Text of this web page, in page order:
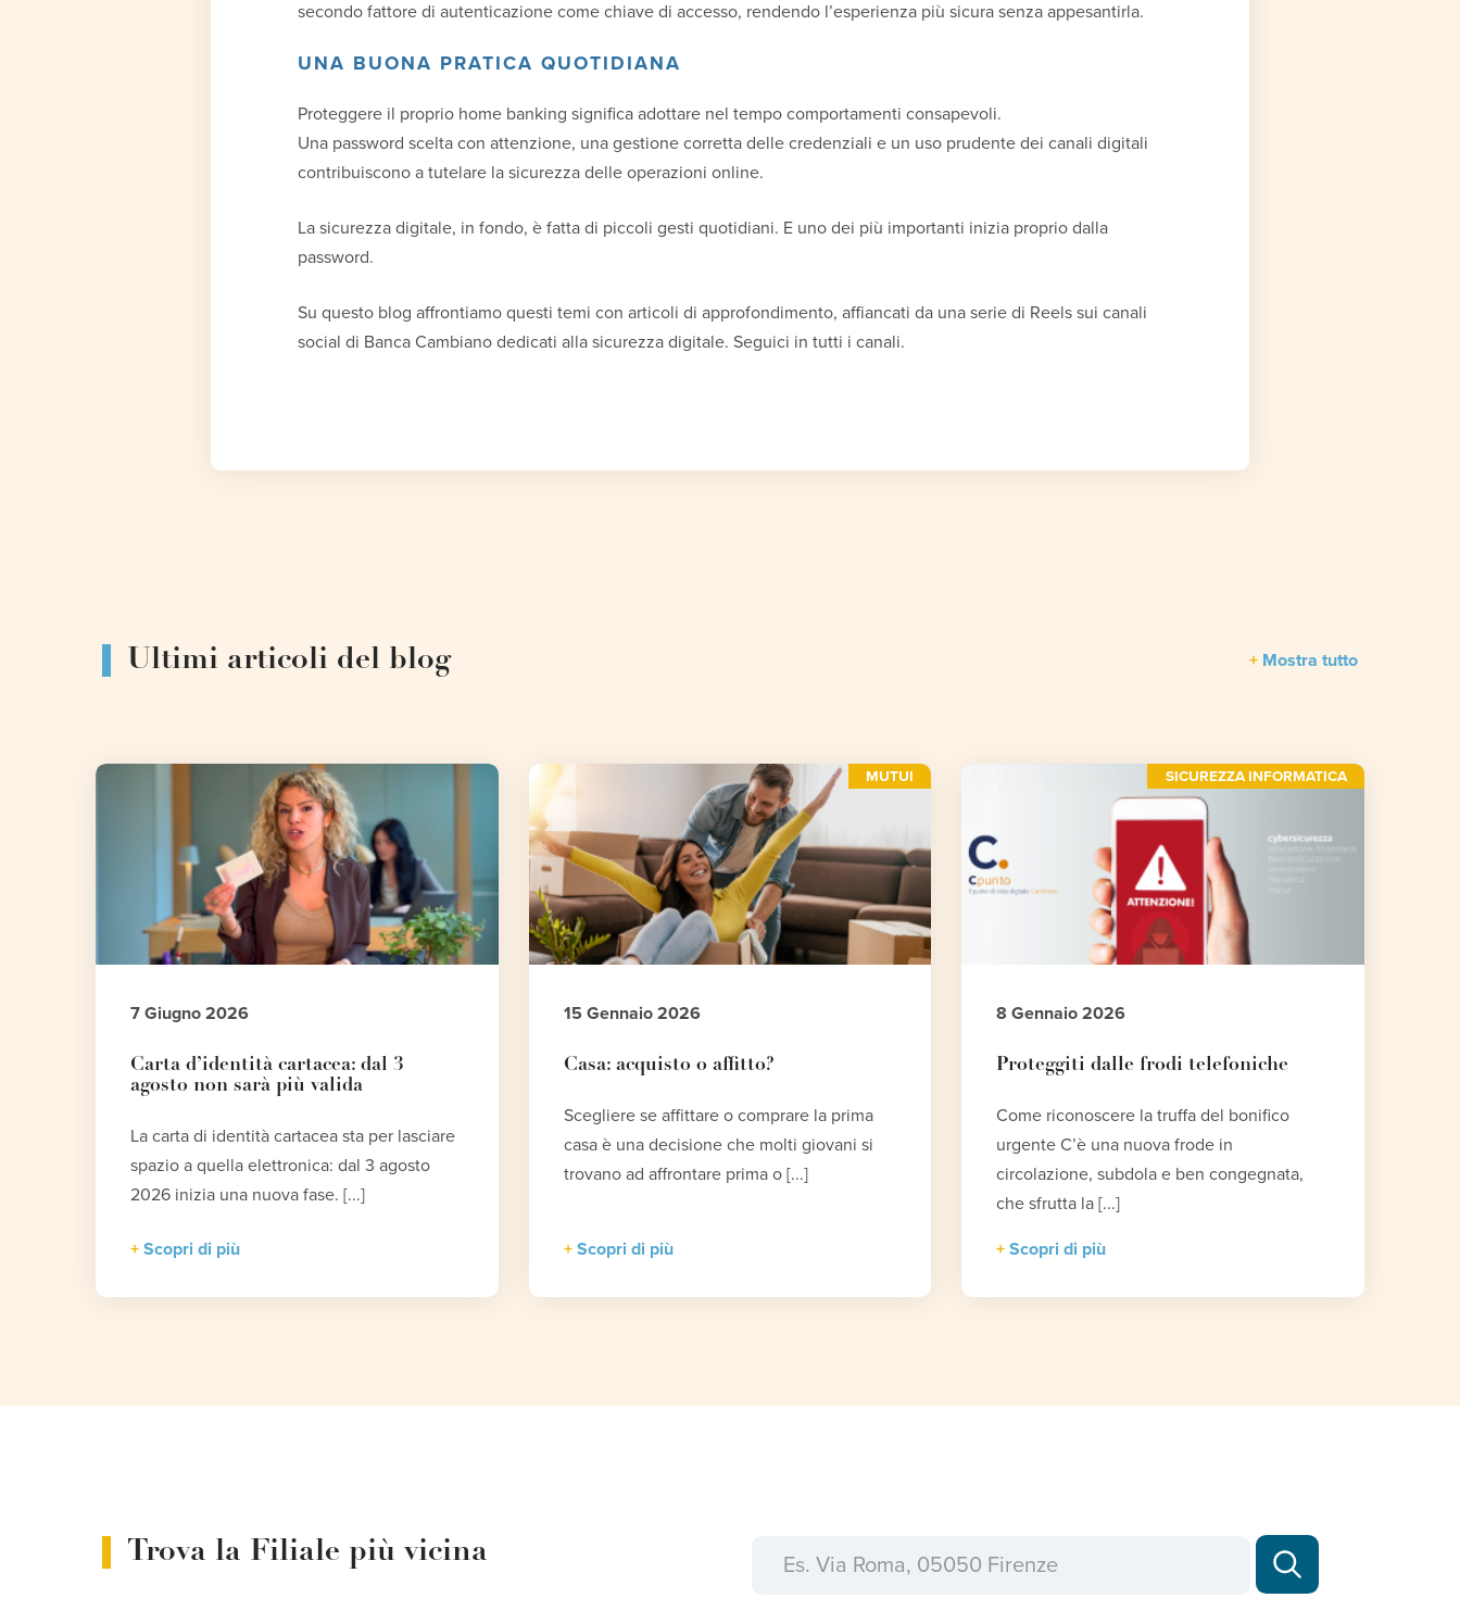
secondo fattore di autenticazione come chiave di accesso, rendendo l’esperienza più sicura senza appesantirla.
UNA BUONA PRATICA QUOTIDIANA
Proteggere il proprio home banking significa adottare nel tempo comportamenti consapevoli.
Una password scelta con attenzione, una gestione corretta delle credenziali e un uso prudente dei canali digitali
contribuiscono a tutelare la sicurezza delle operazioni online.
La sicurezza digitale, in fondo, è fatta di piccoli gesti quotidiani. E uno dei più importanti inizia proprio dalla
password.
Su questo blog affrontiamo questi temi con articoli di approfondimento, affiancati da una serie di Reels sui canali
social di Banca Cambiano dedicati alla sicurezza digitale. Seguici in tutti i canali.
Ultimi articoli del blog Mostra tutto
7 Giugno 2026
Carta d’identità cartacea: dal 3
agosto non sarà più valida
La carta di identità cartacea sta per lasciare
spazio a quella elettronica: dal 3 agosto
2026 inizia una nuova fase. [...]
Scopri di più
MUTUI
15 Gennaio 2026
Casa: acquisto o affitto?
Scegliere se affittare o comprare la prima
casa è una decisione che molti giovani si
trovano ad affrontare prima o [...]
Scopri di più
SICUREZZA INFORMATICA
8 Gennaio 2026
Proteggiti dalle frodi telefoniche
Come riconoscere la truffa del bonifico
urgente C’è una nuova frode in
circolazione, subdola e ben congegnata,
che sfrutta la [...]
Scopri di più
Trova la Filiale più vicina